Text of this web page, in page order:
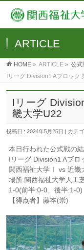
ARTICLE
HOME » ARTICLE » 公式
Iリーグ Division1 Aブロック
Iリーグ
畿大学U22
投稿日 : 2024年5月25日 | カテ
本日行われた公式戦の
Iリーグ Division1 Aブロ
関西福祉大学Ⅰ vs 近畿
場所:関西福祉大学人工
1-0(前半:0-0、後半:1-0)
【得点者】藤本(崇)